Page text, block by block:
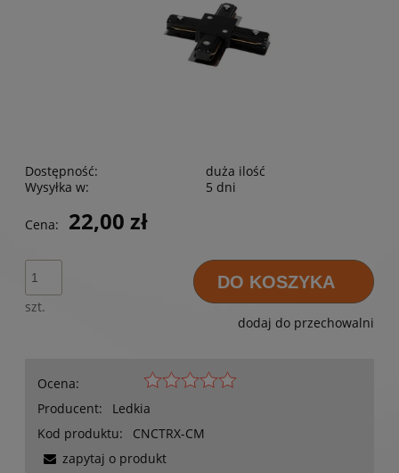
Dostępność:
duża ilość
Wysyłka w:
5 dni
Cena: 22,00 zł
szt.
DO KOSZYKA
dodaj do przechowalni
Ocena:
Producent:
Ledkia
Kod produktu:
CNCTRX-CM
zapytaj o produkt